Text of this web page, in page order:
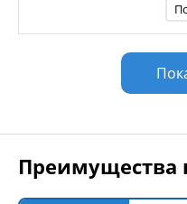
Преимущества